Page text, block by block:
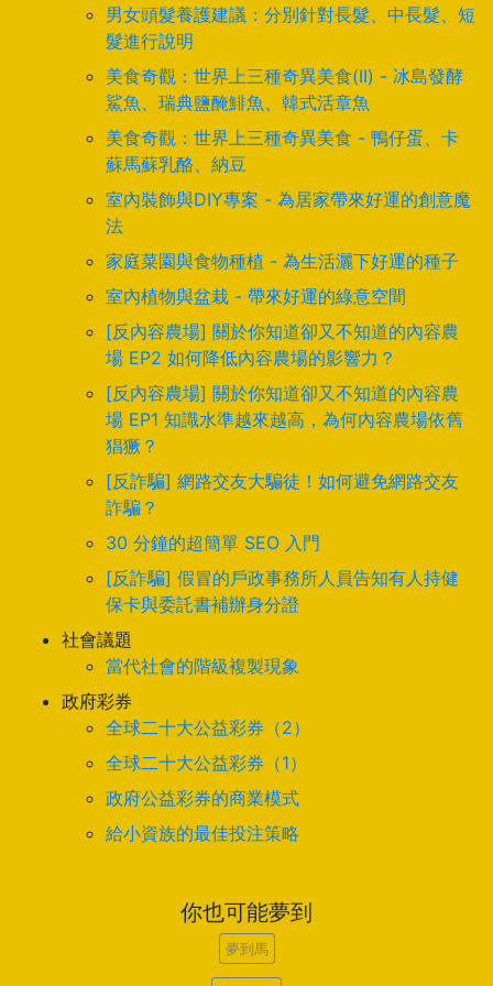
男女頭髮養護建議：分別針對長髮、中長髮、短
髮進行說明
美食奇觀：世界上三種奇異美食(II) - 冰島發酵
鯊魚、瑞典鹽醃鯡魚、韓式活章魚
美食奇觀：世界上三種奇異美食 - 鴨仔蛋、卡
蘇馬蘇乳酪、納豆
室內裝飾與DIY專案 - 為居家帶來好運的創意魔
法
家庭菜園與食物種植 - 為生活灑下好運的種子
室內植物與盆栽 - 帶來好運的綠意空間
[反內容農場] 關於你知道卻又不知道的內容農
場 EP2 如何降低內容農場的影響力？
[反內容農場] 關於你知道卻又不知道的內容農
場 EP1 知識水準越來越高，為何內容農場依舊
猖獗？
[反詐騙] 網路交友大騙徒！如何避免網路交友
詐騙？
30 分鐘的超簡單 SEO 入門
[反詐騙] 假冒的戶政事務所人員告知有人持健
保卡與委託書補辦身分證
社會議題
當代社會的階級複製現象
政府彩券
全球二十大公益彩券（2）
全球二十大公益彩券（1）
政府公益彩券的商業模式
給小資族的最佳投注策略
你也可能夢到
夢到馬